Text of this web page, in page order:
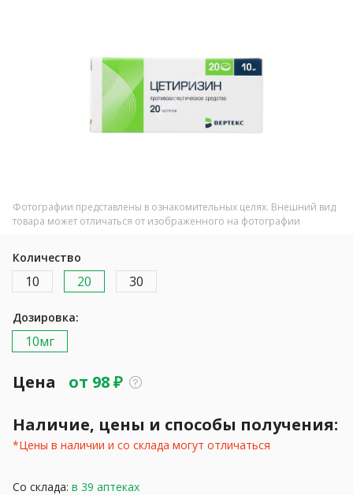
Фотографии представлены в ознакомительных целях. Внешний вид
товара может отличаться от изображенного на фотографии
Количество
10 20 30
Дозировка:
10мг
Цена от 98₽
Наличие, цены и способы получения:
*Цены в наличии и со склада могут отличаться
Со склада: в 39 аптеках